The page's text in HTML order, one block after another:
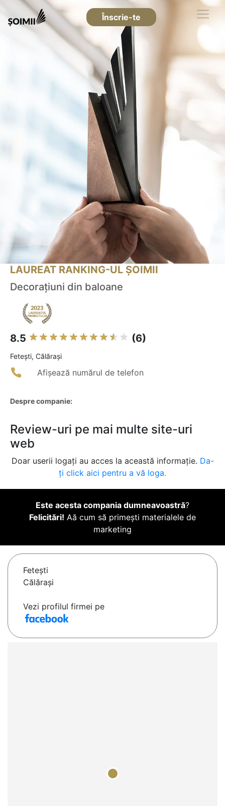
Înscrie-te
LAUREAT RANKING-UL ȘOIMII
Decorațiuni din baloane
8.5 (6)
Feteşti, Călărași
Afișează numărul de telefon
Despre companie:
Review-uri pe mai multe site-uri
web
Doar userii logați au acces la această informație. Da-
ți click aici pentru a vă loga.
Este acesta compania dumneavoastră?
Felicitări! Aă cum să primești materialele de
marketing
Feteşti
Călărași
Vezi profilul firmei pe